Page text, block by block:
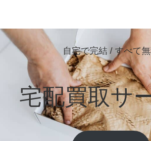
自宅で完結 / すべて
宅配買取サ